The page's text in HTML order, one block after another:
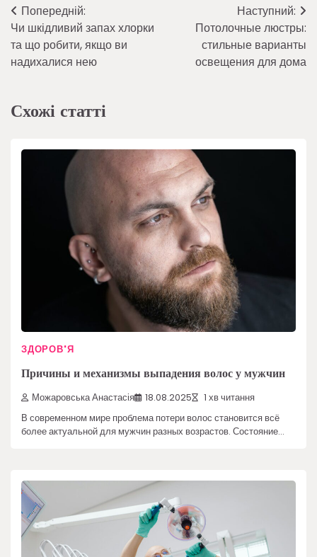
Навігація
записів
Попередній:
Чи шкідливий запах хлорки
та що робити, якщо ви
надихалися нею
Наступний:
Потолочные люстры:
стильные варианты
освещения для дома
Схожі статті
ЗДОРОВ'Я
Причины и механизмы выпадения волос у мужчин
Можаровська Анастасія 18.08.2025 1 хв читання
В современном мире проблема потери волос становится всё
более актуальной для мужчин разных возрастов. Состояние…